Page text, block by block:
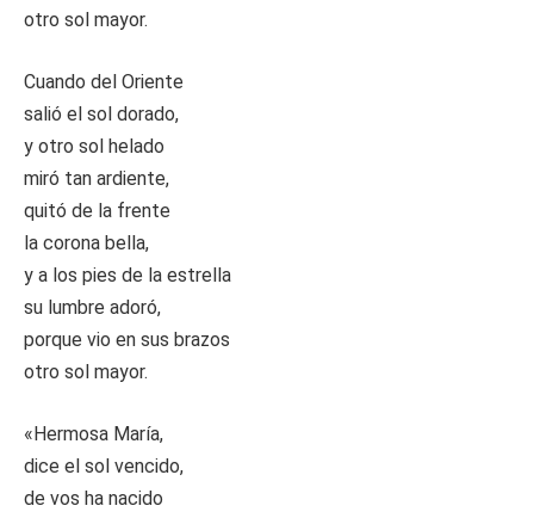
otro sol mayor.
Cuando del Oriente
salió el sol dorado,
y otro sol helado
miró tan ardiente,
quitó de la frente
la corona bella,
y a los pies de la estrella
su lumbre adoró,
porque vio en sus brazos
otro sol mayor.
«Hermosa María,
dice el sol vencido,
de vos ha nacido